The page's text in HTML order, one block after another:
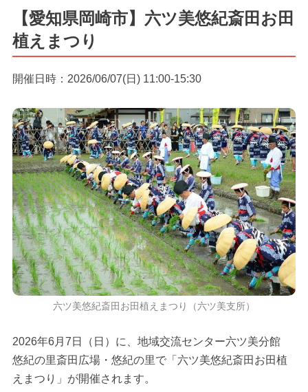
【愛知県岡崎市】六ツ美悠紀斎田お田
植えまつり
開催日時：2026/06/07(日) 11:00-15:30
六ツ美悠紀斎田お田植えまつり（六ツ美支所）
2026年6月7日（日）に、地域交流センター六ツ美分館
悠紀の里斎田広場・悠紀の里で「六ツ美悠紀斎田お田植
えまつり」が開催されます。